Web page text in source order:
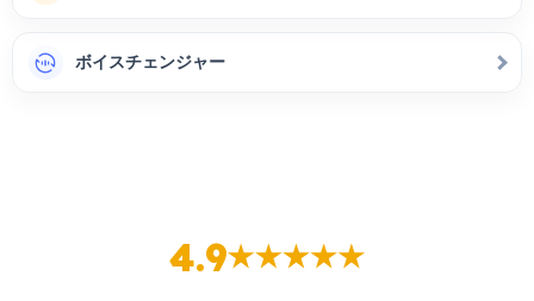
ボイスチェンジャー
4.9